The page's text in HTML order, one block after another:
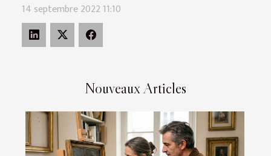
Nouveaux Articles
14 septembre 2022 11:10